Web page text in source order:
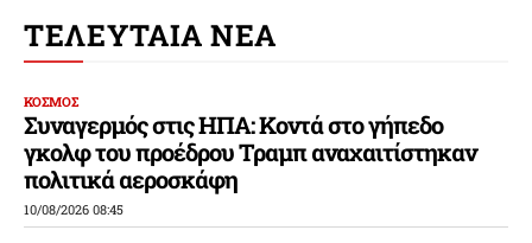
ΤΕΛΕΥΤΑΙΑ ΝΕΑ
ΚΟΣΜΟΣ
Συναγερμός στις ΗΠΑ: Κοντά στο γήπεδο
γκολφ του προέδρου Τραμπ αναχαιτίστηκαν
πολιτικά αεροσκάφη
10/08/2026 08:45